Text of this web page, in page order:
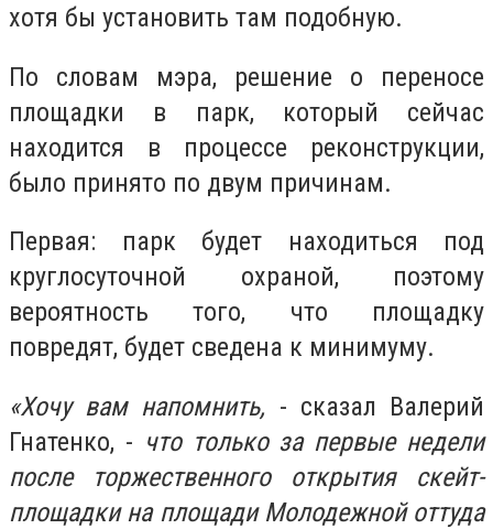
хотя бы установить там подобную.
По словам мэра, решение о переносе
площадки в парк, который сейчас
находится в процессе реконструкции,
было принято по двум причинам.
Первая: парк будет находиться под
круглосуточной охраной, поэтому
вероятность того, что площадку
повредят, будет сведена к минимуму.
«Хочу вам напомнить, - сказал Валерий
Гнатенко, - что только за первые недели
после торжественного открытия скейт-
площадки на площади Молодежной оттуда